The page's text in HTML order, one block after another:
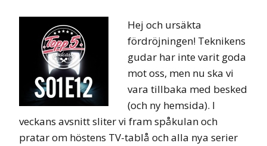
Hej och ursäkta
fördröjningen! Teknikens
gudar har inte varit goda
mot oss, men nu ska vi
vara tillbaka med besked
(och ny hemsida). I
veckans avsnitt sliter vi fram spåkulan och
pratar om höstens TV-tablå och alla nya serier